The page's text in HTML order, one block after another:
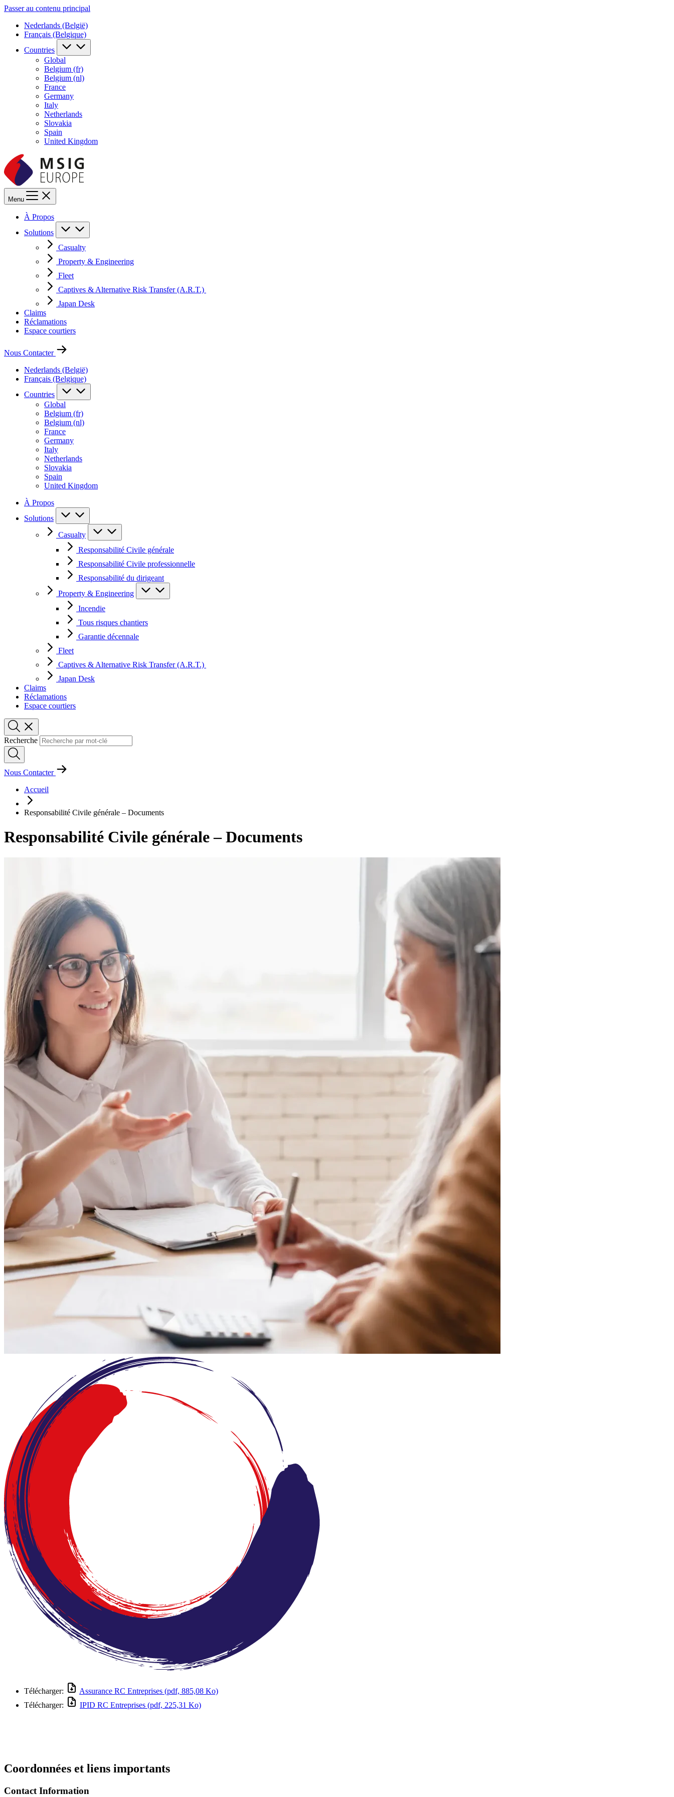
Passer au contenu principal
Nederlands (België)
Français (Belgique)
Countries
Global
Belgium (fr)
Belgium (nl)
France
Germany
Italy
Netherlands
Slovakia
Spain
United Kingdom
Menu
À Propos
Solutions
Casualty
Property & Engineering
Fleet
Captives & Alternative Risk Transfer (A.R.T.)
Japan Desk
Claims
Réclamations
Espace courtiers
Nous Contacter
Nederlands (België)
Français (Belgique)
Countries
Global
Belgium (fr)
Belgium (nl)
France
Germany
Italy
Netherlands
Slovakia
Spain
United Kingdom
À Propos
Solutions
Casualty
Responsabilité Civile générale
Responsabilité Civile professionnelle
Responsabilité du dirigeant
Property & Engineering
Incendie
Tous risques chantiers
Garantie décennale
Fleet
Captives & Alternative Risk Transfer (A.R.T.)
Japan Desk
Claims
Réclamations
Espace courtiers
Recherche
Nous Contacter
Accueil
Responsabilité Civile générale – Documents
Responsabilité Civile générale – Documents
Télécharger: Assurance RC Entreprises (pdf, 885,08 Ko)
Télécharger:
IPID RC Entreprises (pdf, 225,31 Ko)
Coordonnées et liens importants
Contact Information